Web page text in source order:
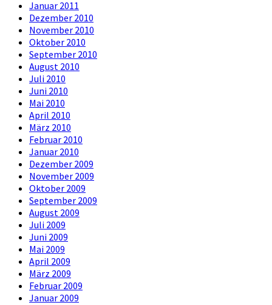
Januar 2011
Dezember 2010
November 2010
Oktober 2010
September 2010
August 2010
Juli 2010
Juni 2010
Mai 2010
April 2010
März 2010
Februar 2010
Januar 2010
Dezember 2009
November 2009
Oktober 2009
September 2009
August 2009
Juli 2009
Juni 2009
Mai 2009
April 2009
März 2009
Februar 2009
Januar 2009